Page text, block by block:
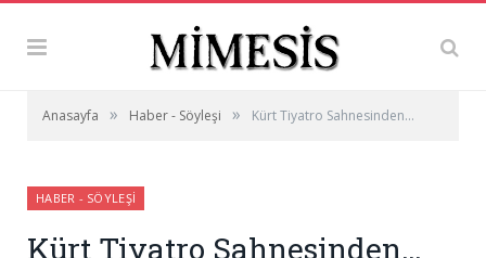
Anasayfa » Haber - Söyleşi » Kürt Tiyatro Sahnesinden…
HABER - SÖYLEŞI
Kürt Tiyatro Sahnesinden…